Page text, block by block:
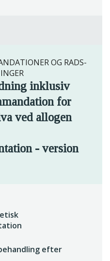
OG RADS-
inklusiv
for
ved allogen
- version
efter